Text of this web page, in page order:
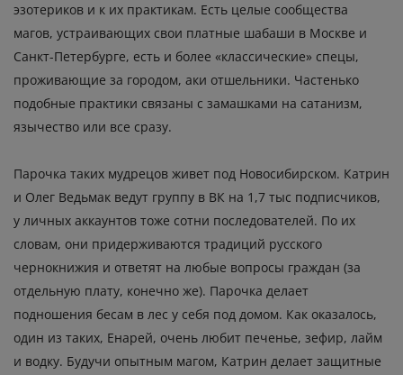
эзотериков и к их практикам. Есть целые сообщества
магов, устраивающих свои платные шабаши в Москве и
Санкт-Петербурге, есть и более «классические» спецы,
проживающие за городом, аки отшельники. Частенько
подобные практики связаны с замашками на сатанизм,
язычество или все сразу.
Парочка таких мудрецов живет под Новосибирском. Катрин
и Олег Ведьмак ведут группу в ВК на 1,7 тыс подписчиков,
у личных аккаунтов тоже сотни последователей. По их
словам, они придерживаются традиций русского
чернокнижия и ответят на любые вопросы граждан (за
отдельную плату, конечно же). Парочка делает
подношения бесам в лес у себя под домом. Как оказалось,
один из таких, Енарей, очень любит печенье, зефир, лайм
и водку. Будучи опытным магом, Катрин делает защитные